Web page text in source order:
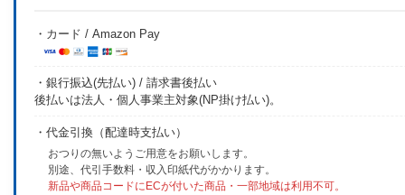
・カード / Amazon Pay
・銀行振込(先払い) / 請求書後払い
後払いは法人・個人事業主対象(NP掛け払い)。
・代金引換（配達時支払い）
おつりの無いようご用意をお願いします。
別途、代引手数料・収入印紙代がかかります。
新品や商品コードにECが付いた商品・一部地域は利用不可。